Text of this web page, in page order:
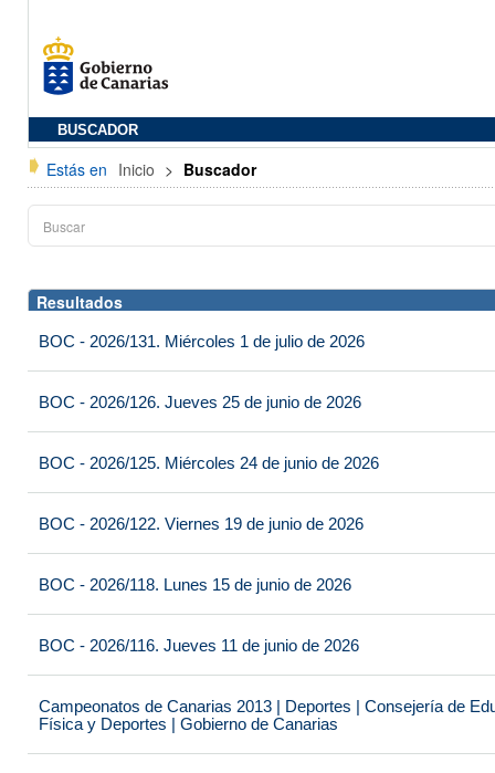
BUSCADOR
Estás en Inicio > Buscador
Resultados
BOC - 2026/131. Miércoles 1 de julio de 2026
BOC - 2026/126. Jueves 25 de junio de 2026
BOC - 2026/125. Miércoles 24 de junio de 2026
BOC - 2026/122. Viernes 19 de junio de 2026
BOC - 2026/118. Lunes 15 de junio de 2026
BOC - 2026/116. Jueves 11 de junio de 2026
Campeonatos de Canarias 2013 | Deportes | Consejería de
Física y Deportes | Gobierno de Canarias